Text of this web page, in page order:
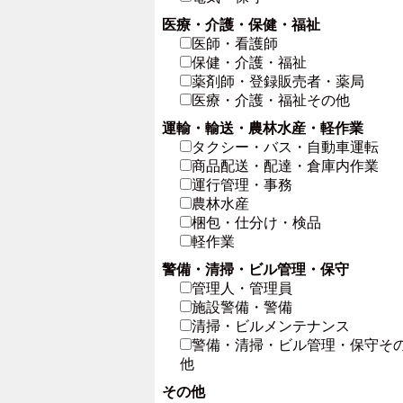
医療・介護・保健・福祉
医師・看護師
保健・介護・福祉
薬剤師・登録販売者・薬局
医療・介護・福祉その他
運輸・輸送・農林水産・軽作業
タクシー・バス・自動車運転
商品配送・配達・倉庫内作業
運行管理・事務
農林水産
梱包・仕分け・検品
軽作業
警備・清掃・ビル管理・保守
管理人・管理員
施設警備・警備
清掃・ビルメンテナンス
警備・清掃・ビル管理・保守そ
他
その他